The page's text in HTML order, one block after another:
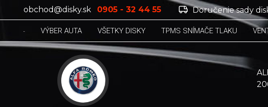
obchod@disky.sk 0905 - 32 44 55 Doručenie sady
VÝBER AUTA VŠETKY DISKY TPMS SNÍMAČE TLAKU